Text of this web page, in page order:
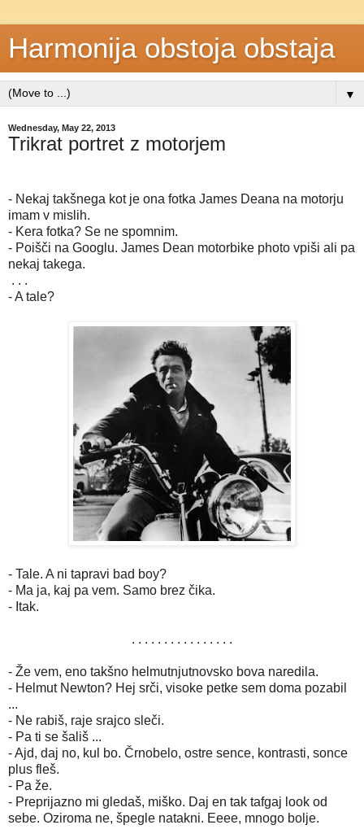
Harmonija obstoja obstaja
▼
Wednesday, May 22, 2013
Trikrat portret z motorjem
- Nekaj takšnega kot je ona fotka James Deana na motorju
imam v mislih.
- Kera fotka? Se ne spomnim.
- Poišči na Googlu. James Dean motorbike photo vpiši ali pa
nekaj takega.
. . .
- A tale?
- Tale. A ni tapravi bad boy?
- Ma ja, kaj pa vem. Samo brez čika.
- Itak.
. . . . . . . . . . . . . . . .
- Že vem, eno takšno helmutnjutnovsko bova naredila.
- Helmut Newton? Hej srči, visoke petke sem doma pozabil
...
- Ne rabiš, raje srajco sleči.
- Pa ti se šališ ...
- Ajd, daj no, kul bo. Črnobelo, ostre sence, kontrasti, sonce
plus fleš.
- Pa že.
- Preprijazno mi gledaš, miško. Daj en tak tafgaj look od
sebe. Oziroma ne, špegle natakni. Eeee, mnogo bolje.